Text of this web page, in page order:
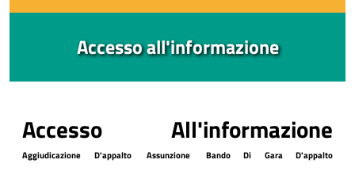
Accesso all'informazione
Accesso All'informazione
Aggiudicazione D'appalto Assunzione
Bando Di Gara D'appalto